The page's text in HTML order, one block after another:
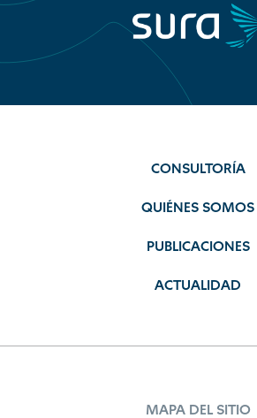
CONSULTORÍA
QUIÉNES SOMOS
PUBLICACIONES
ACTUALIDAD
MAPA DEL SITIO